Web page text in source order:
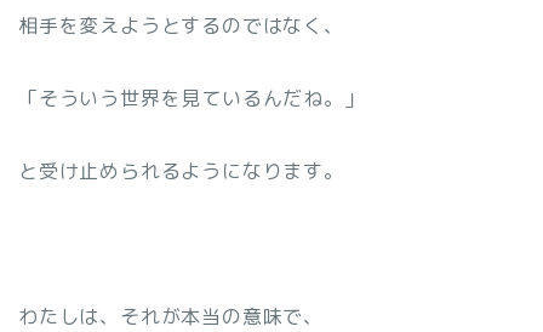
相手を変えようとするのではなく、
「そういう世界を見ているんだね。」
と受け止められるようになります。
わたしは、それが本当の意味で、